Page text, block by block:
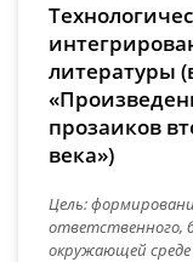
литературы
прозаиков
века»)
Цель:
ответственного,
окружающей